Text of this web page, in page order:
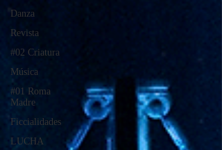
Danza
Revista
#02 Criatura
Música
#01 Roma
Madre
Ficcialidades
LUCHA